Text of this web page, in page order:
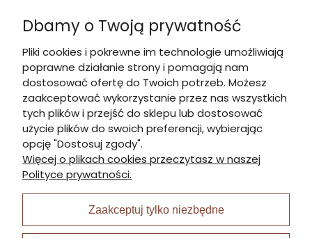
Kontakt
Informacje
Płatności i dostawa
Moje konto
I Nagroda w plabiscycie:
Dbamy o Twoją prywatność
Pliki cookies i pokrewne im technologie umożliwiają
poprawne działanie strony i pomagają nam
dostosować ofertę do Twoich potrzeb. Możesz
zaakceptować wykorzystanie przez nas wszystkich
tych plików i przejść do sklepu lub dostosować
użycie plików do swoich preferencji, wybierając
opcję "Dostosuj zgody".
Więcej o plikach cookies przeczytasz w naszej
Polityce prywatności.
Zaakceptuj tylko niezbędne